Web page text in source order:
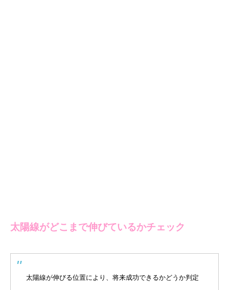
太陽線がどこまで伸びているかチェック
太陽線が伸びる位置により、将来成功できるかどうか判定